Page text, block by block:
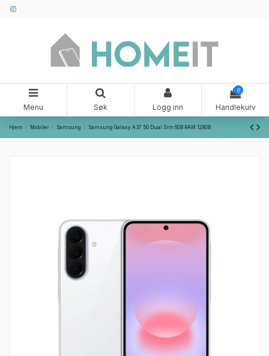
Menu Søk Logg inn
0
Handlekurv
Hjem Mobiler Samsung Samsung Galaxy A37 5G Dual Sim 6GB RAM 128GB